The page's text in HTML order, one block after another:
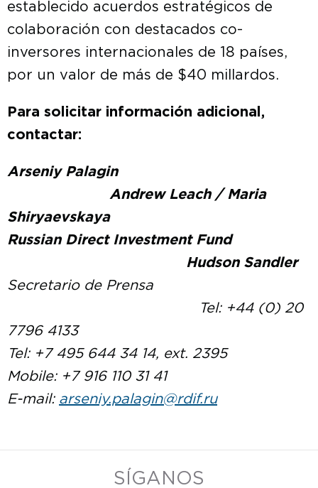
establecido acuerdos estratégicos de
colaboración con destacados co-
inversores internacionales de 18 países,
por un valor de más de $40 millardos.
Para solicitar información adicional,
contactar:
Arseniy Palagin
Andrew Leach / Maria
Shiryaevskaya
Russian Direct Investment Fund
Hudson Sandler
Secretario de Prensa
Tel: +44 (0) 20
7796 4133
Tel: +7 495 644 34 14, ext. 2395
Mobile: +7 916 110 31 41
E-mail: arseniy.palagin@rdif.ru
SÍGANOS